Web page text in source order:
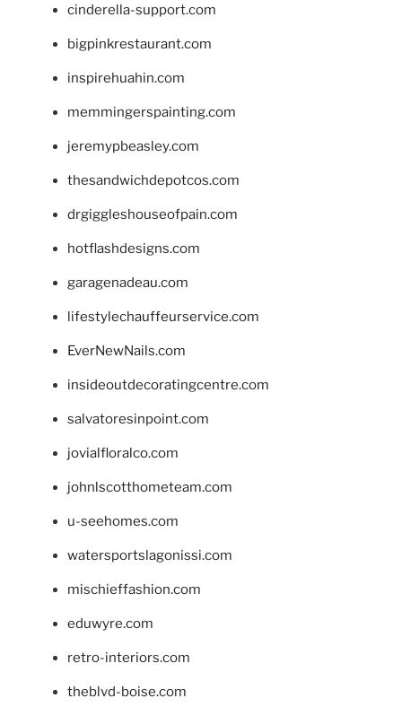
cinderella-support.com
bigpinkrestaurant.com
inspirehuahin.com
memmingerspainting.com
jeremypbeasley.com
thesandwichdepotcos.com
drgiggleshouseofpain.com
hotflashdesigns.com
garagenadeau.com
lifestylechauffeurservice.com
EverNewNails.com
insideoutdecoratingcentre.com
salvatoresinpoint.com
jovialfloralco.com
johnlscotthometeam.com
u-seehomes.com
watersportslagonissi.com
mischieffashion.com
eduwyre.com
retro-interiors.com
theblvd-boise.com